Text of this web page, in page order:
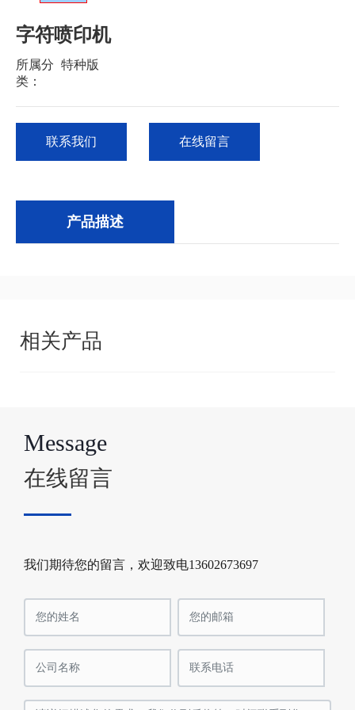
字符喷印机
所属分
类：
特种版
联系我们 在线留言
产品描述
相关产品
Message
在线留言
我们期待您的留言，欢迎致电13602673697